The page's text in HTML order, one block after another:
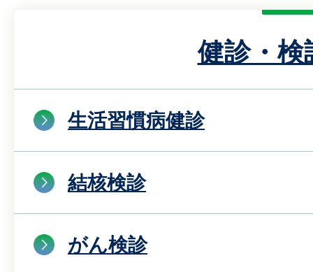
健診・検
生活習慣病健診
結核検診
がん検診